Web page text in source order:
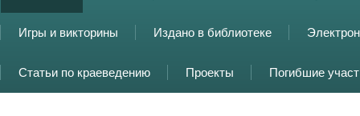
Игры и викторины Издано в библиотеке
Статьи по краеведению Проекты Погибшие